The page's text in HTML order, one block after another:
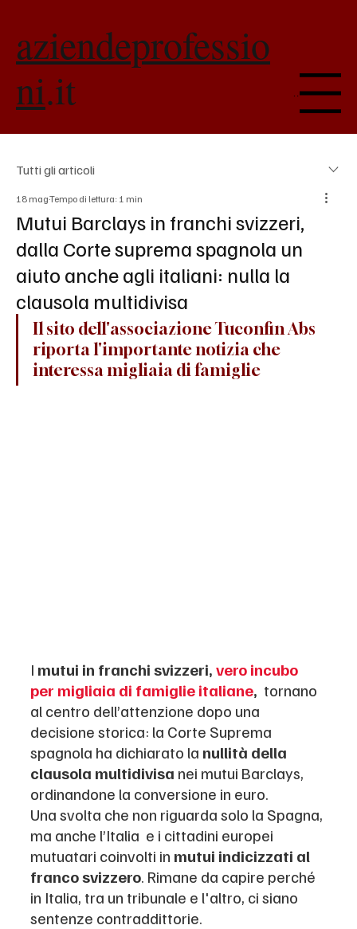
aziendeprofessio
ni.it Menu
Tutti gli articoli
Mutui Barclays in franchi svizzeri,
dalla Corte suprema spagnola un
aiuto anche agli italiani: nulla la
clausola multidivisa
18 magTempo di lettura: 1 min
Il sito dell'associazione Tuconfin Abs
riporta l'importante notizia che
interessa migliaia di famiglie
I mutui in franchi svizzeri, vero incubo
per migliaia di famiglie italiane, tornano
al centro dell’attenzione dopo una
decisione storica: la Corte Suprema
spagnola ha dichiarato la nullità della
clausola multidivisa nei mutui Barclays,
ordinandone la conversione in euro.
Una svolta che non riguarda solo la Spagna,
ma anche l’Italia  e i cittadini europei
mutuatari coinvolti in mutui indicizzati al
franco svizzero. Rimane da capire perché
in Italia, tra un tribunale e l'altro, ci siano
sentenze contraddittorie.